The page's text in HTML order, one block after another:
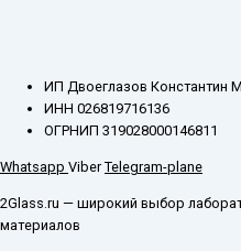
ИП Двоеглазов Константин
ИНН 026819716136
ОГРНИП 319028000146811
Whatsapp Viber Telegram-plane
2Glass.ru — широкий выбор
материалов